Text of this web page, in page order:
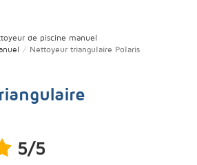
de piscine manuel
Nettoyeur triangulaire Polaris
5/5